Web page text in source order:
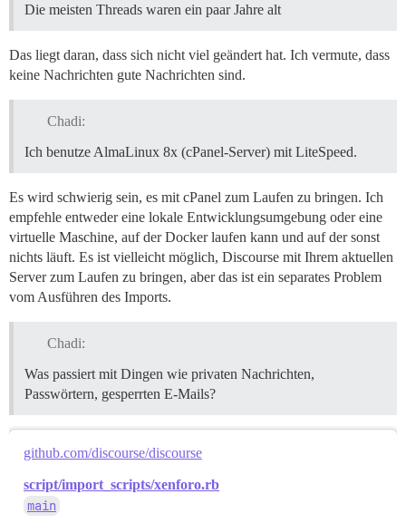
Die meisten Threads waren ein paar Jahre alt
Das liegt daran, dass sich nicht viel geändert hat. Ich vermute, dass
keine Nachrichten gute Nachrichten sind.
Chadi:
Ich benutze AlmaLinux 8x (cPanel-Server) mit LiteSpeed.
Es wird schwierig sein, es mit cPanel zum Laufen zu bringen. Ich
empfehle entweder eine lokale Entwicklungsumgebung oder eine
virtuelle Maschine, auf der Docker laufen kann und auf der sonst
nichts läuft. Es ist vielleicht möglich, Discourse mit Ihrem aktuellen
Server zum Laufen zu bringen, aber das ist ein separates Problem
vom Ausführen des Imports.
Chadi:
Was passiert mit Dingen wie privaten Nachrichten,
Passwörtern, gesperrten E-Mails?
github.com/discourse/discourse
script/import_scripts/xenforo.rb
main